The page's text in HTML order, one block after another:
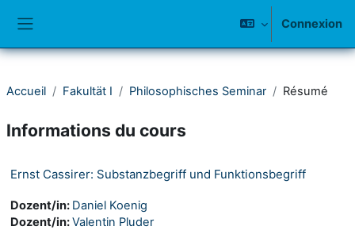
Connexion
Accueil Fakultät I Philosophisches Seminar Résumé
Informations du cours
Ernst Cassirer: Substanzbegriff und Funktionsbegriff
Dozent/in: Daniel Koenig
Dozent/in:Valentin Pluder